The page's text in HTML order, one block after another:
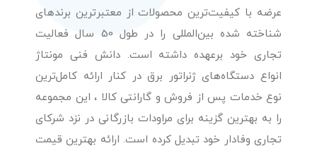
عرضه با کیفیت‌ترین محصولات از معتبرترین برندهای
شناخته شده بین‌المللی را در طول 50 سال فعالیت
تجاری خود برعهده داشته است. دانش فنی مونتاژ
انواع دستگاه‌های ژنراتور برق در کنار ارائه کامل‌ترین
نوع خدمات پس از فروش و گارانتی کالا ، این مجموعه
را به بهترین گزینه برای مراودات بازرگانی در نزد شرکای
تجاری وفادار خود تبدیل کرده است. ارائه بهترین قیمت